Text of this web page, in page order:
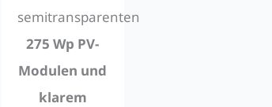
semitransparenten
275 Wp PV-
Modulen und
klarem